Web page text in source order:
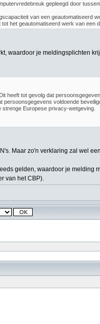
gepleegd door
van een geautomatiseerd
het geautomatiseerd werk van een
waardoor je meldingsplichten
heeft tot gevolg dat
voldoende
Europese privacy-wetgeving.
Maar zo'n verklaring zal wel
gelden, waardoor je melding
van het CBP).